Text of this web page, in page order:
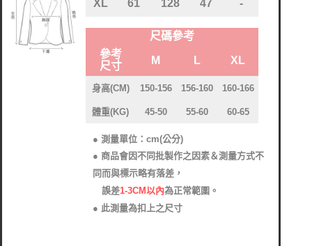
XL 61 128 47 -
尺碼參考
參考
尺寸
M L XL
身高(CM) 150-156 156-160 160-166
體重(KG) 45-50 55-60 60-65
● 測量單位：cm(公分)
● 商品會因不同批製作之因素＆測量方式不
同而與標示略有落差 ，
誤差1-3CM以內為正常範圍。
● 此測量為扣上之尺寸